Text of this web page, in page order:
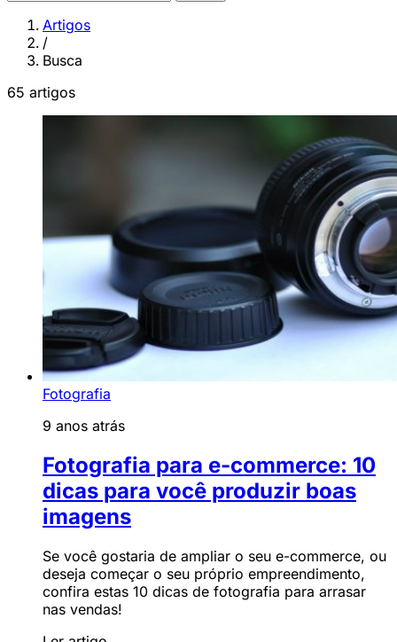
Artigos
/
Busca
65 artigos
Fotografia
9 anos atrás
Fotografia para e-commerce: 10
dicas para você produzir boas
imagens
Se você gostaria de ampliar o seu e-commerce, ou
deseja começar o seu próprio empreendimento,
confira estas 10 dicas de fotografia para arrasar
nas vendas!